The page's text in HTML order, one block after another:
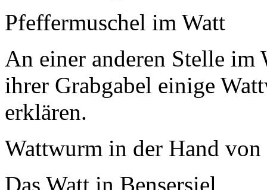
Pfeffermuschel im Watt
An einer anderen Stelle im
ihrer Grabgabel einige
erklären.
Wattwurm in der Hand von
Das Watt in Bensersiel